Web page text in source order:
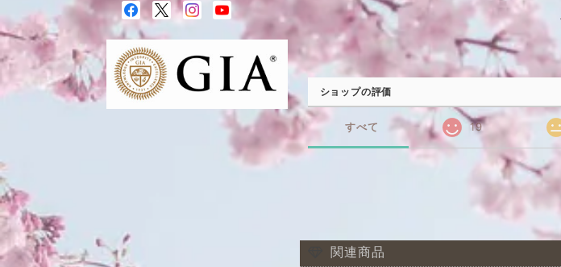
ショップの評価
すべて 19
関連商品